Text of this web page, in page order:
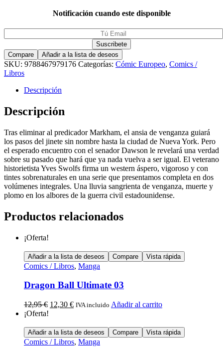
Notificación cuando este disponible
Compare Añadir a la lista de deseos
SKU: 9788467979176 Categorías: Cómic Europeo, Comics /
Libros
Descripción
Descripción
Tras eliminar al predicador Markham, el ansia de venganza guiará
los pasos del jinete sin nombre hasta la ciudad de Nueva York. Pero
el esperado encuentro con el senador Dawson le revelará una verdad
sobre su pasado que hará que ya nada vuelva a ser igual. El veterano
historietista Yves Swolfs firma un western áspero, vigoroso y con
tintes sobrenaturales en una serie que presentamos completa en dos
volúmenes integrales. Una lluvia sangrienta de venganza, muerte y
plomo en los albores de la guerra civil estadounidense.
Productos relacionados
¡Oferta!
Añadir a la lista de deseos Compare Vista rápida
Comics / Libros, Manga
Dragon Ball Ultimate 03
12,95€ 12,30 € IVA incluido Añadir al carrito
¡Oferta!
Añadir a la lista de deseos Compare Vista rápida
Comics / Libros, Manga